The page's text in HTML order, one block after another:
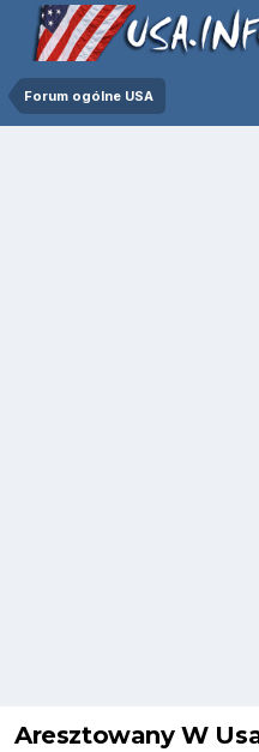
Forum ogólne USA
Aresztowany W